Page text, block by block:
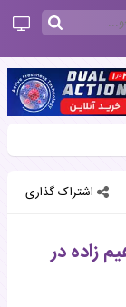
اشتراک گذاری
زاده در